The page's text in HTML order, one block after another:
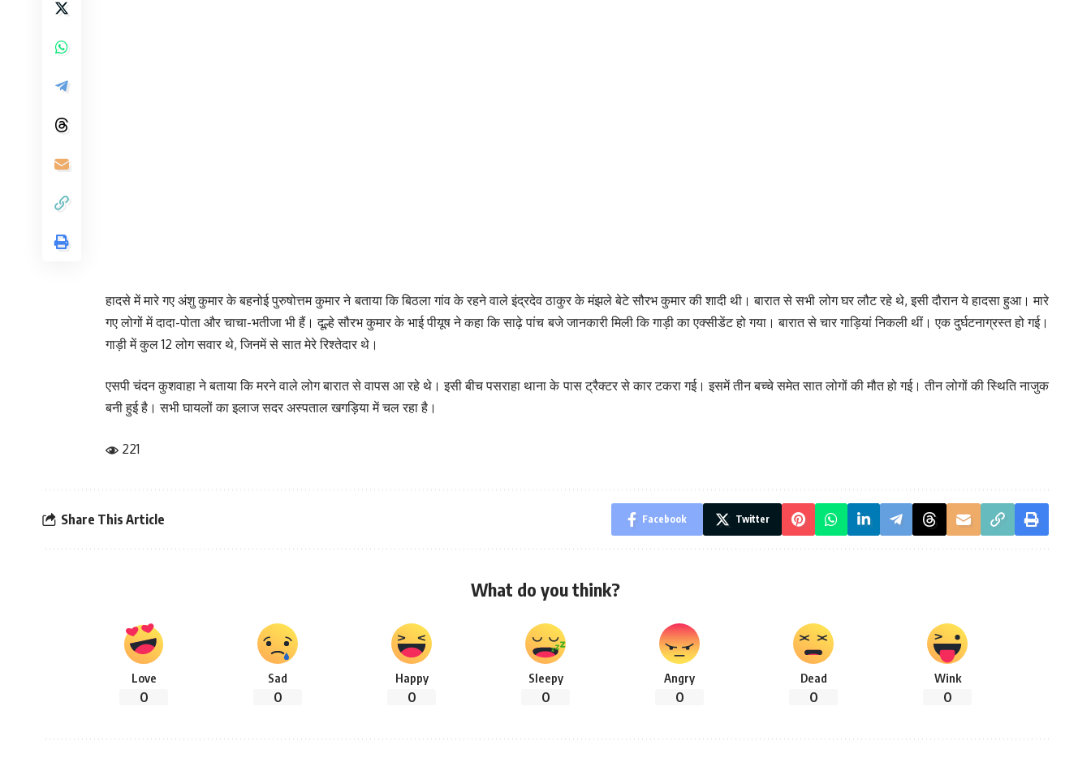
हादसे में मारे गए अंशु कुमार के बहनोई पुरुषोत्तम कुमार ने बताया कि बिठला गांव के रहने वाले इंद्रदेव ठाकुर के मंझले बेटे सौरभ कुमार की शादी थी। बारात से सभी लोग घर लौट रहे थे, इसी दौरान ये हादसा हुआ। मारे
गए लोगों में दादा-पोता और चाचा-भतीजा भी हैं। दूल्हे सौरभ कुमार के भाई पीयूष ने कहा कि साढ़े पांच बजे जानकारी मिली कि गाड़ी का एक्सीडेंट हो गया। बारात से चार गाड़ियां निकली थीं। एक दुर्घटनाग्रस्त हो गई।
गाड़ी में कुल 12 लोग सवार थे, जिनमें से सात मेरे रिश्तेदार थे।
एसपी चंदन कुशवाहा ने बताया कि मरने वाले लोग बारात से वापस आ रहे थे। इसी बीच पसराहा थाना के पास ट्रैक्टर से कार टकरा गई। इसमें तीन बच्चे समेत सात लोगों की मौत हो गई। तीन लोगों की स्थिति नाजुक
बनी हुई है। सभी घायलों का इलाज सदर अस्पताल खगड़िया में चल रहा है।
221
Share This Article Facebook Twitter
What do you think?
Love
0
Sad
0
Happy
0
Sleepy
0
Angry
0
Dead
0
Wink
0